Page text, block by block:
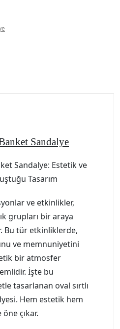
Sandalye
Sandalye: Estetik ve
Tasarım
ve etkinlikler,
grupları bir araya
Bu tür etkinliklerde,
ve memnuniyetini
bir atmosfer
İşte bu
tasarlanan oval sırtlı
Hem estetik hem
çıkar.